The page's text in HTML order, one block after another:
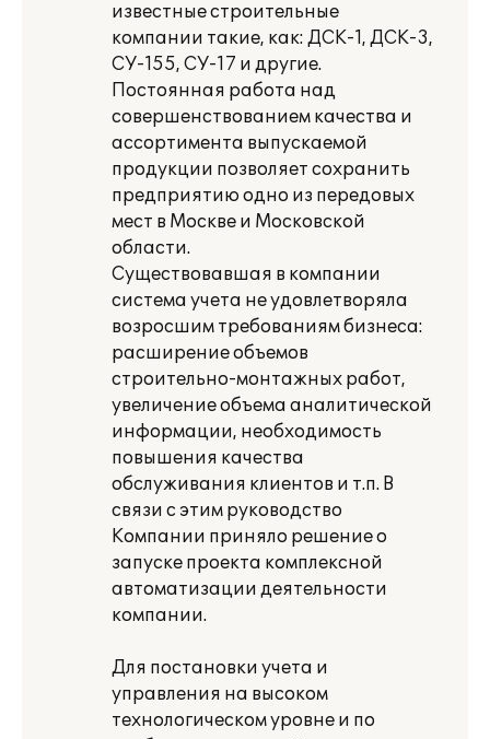
известные строительные
компании такие, как: ДСК-1, ДСК-3,
СУ-155, СУ-17 и другие.
Постоянная работа над
совершенствованием качества и
ассортимента выпускаемой
продукции позволяет сохранить
предприятию одно из передовых
мест в Москве и Московской
области.
Существовавшая в компании
система учета не удовлетворяла
возросшим требованиям бизнеса:
расширение объемов
строительно-монтажных работ,
увеличение объема аналитической
информации, необходимость
повышения качества
обслуживания клиентов и т.п. В
связи с этим руководство
Компании приняло решение о
запуске проекта комплексной
автоматизации деятельности
компании.
Для постановки учета и
управления на высоком
технологическом уровне и по